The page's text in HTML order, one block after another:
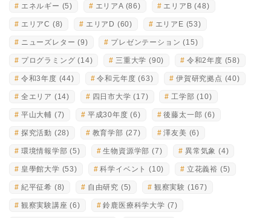
エネルギー (5) エリアA(86) エリアB (48)
エリアC (8) エリアD (60) エリアE (53)
ニューズレター (9) プレゼンテーション (15)
プログラミング (14) 三重大学 (90) 令和2年度 (58)
令和3年度 (44) 令和元年度 (63) 伊賀研究拠点 (40)
全エリア (14) 四日市大学 (17) 工学部 (10)
平山大輔 (7) 平成30年度 (6) 後藤太一郎 (6)
探究活動 (28) 教育学部 (27) 澤友美 (6)
環境情報学部 (5) 生物資源学部 (7) 異常気象 (4)
皇學館大学 (53) 科学イベント (10) 立花義裕 (5)
紀平征希 (8) 自由研究 (5) 観察実験 (167)
観察実験講座 (6) 鈴鹿医療科学大学 (7)